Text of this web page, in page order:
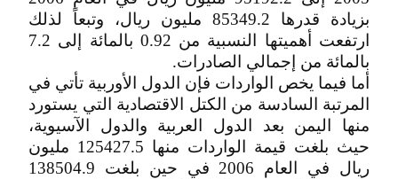
بزيادة قدرها 85349.2 مليون ريال، وتبعاً لذلك
ارتفعت أهميتها النسبية من 0.92 بالمائة إلى 7.2
بالمائة من إجمالي الصادرات.
أما فيما يخص الواردات فإن الدول الأوربية تأتي في
المرتبة السادسة من الكتل الاقتصادية التي يستورد
منها اليمن بعد الدول العربية والدول الآسيوية،
حيث بلغت قيمة الواردات منها 125427.5 مليون
ريال في العام 2006 في حين بلغت 138504.9